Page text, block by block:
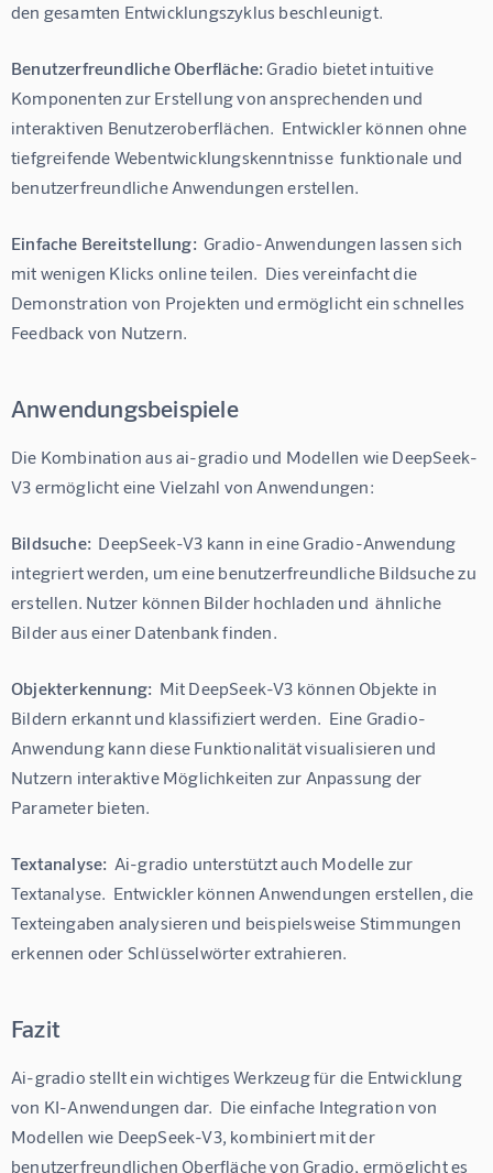
den gesamten Entwicklungszyklus beschleunigt.
Benutzerfreundliche Oberfläche: Gradio bietet intuitive
Komponenten zur Erstellung von ansprechenden und
interaktiven Benutzeroberflächen.  Entwickler können ohne
tiefgreifende Webentwicklungskenntnisse  funktionale und
benutzerfreundliche Anwendungen erstellen.
Einfache Bereitstellung:
  Gradio-Anwendungen lassen sich
mit wenigen Klicks online teilen.  Dies vereinfacht die
Demonstration von Projekten und ermöglicht ein schnelles
Feedback von Nutzern.
Anwendungsbeispiele
Die Kombination aus ai-gradio und Modellen wie DeepSeek-
V3 ermöglicht eine Vielzahl von Anwendungen:
Bildsuche:
  DeepSeek-V3 kann in eine Gradio-Anwendung
integriert werden, um eine benutzerfreundliche Bildsuche zu
erstellen. Nutzer können Bilder hochladen und  ähnliche
Bilder aus einer Datenbank finden.
Objekterkennung:
  Mit DeepSeek-V3 können Objekte in
Bildern erkannt und klassifiziert werden.  Eine Gradio-
Anwendung kann diese Funktionalität visualisieren und
Nutzern interaktive Möglichkeiten zur Anpassung der
Parameter bieten.
Textanalyse:
  Ai-gradio unterstützt auch Modelle zur
Textanalyse.  Entwickler können Anwendungen erstellen, die
Texteingaben analysieren und beispielsweise Stimmungen
erkennen oder Schlüsselwörter extrahieren.
Fazit
Ai-gradio stellt ein wichtiges Werkzeug für die Entwicklung
von KI-Anwendungen dar.  Die einfache Integration von
Modellen wie DeepSeek-V3, kombiniert mit der
benutzerfreundlichen Oberfläche von Gradio, ermöglicht es